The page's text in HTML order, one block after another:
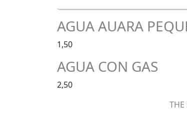
AGUA AUARA
1,50
AGUA CON GAS
2,50
THE